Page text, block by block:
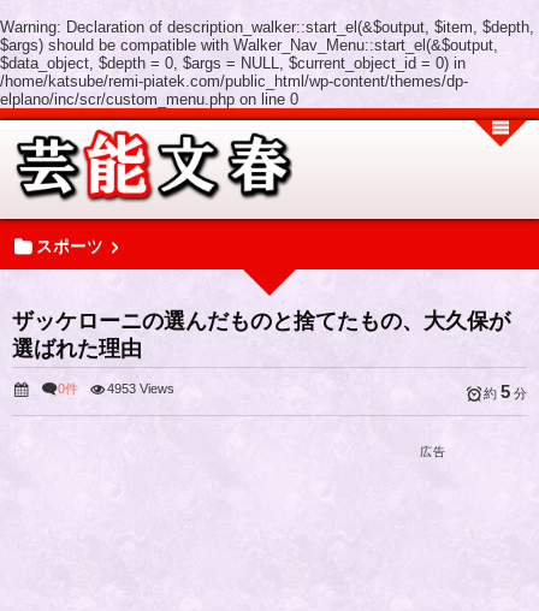
Warning: Declaration of description_walker::start_el(&$output, $item, $depth,
$args) should be compatible with Walker_Nav_Menu::start_el(&$output,
$data_object, $depth = 0, $args = NULL, $current_object_id = 0) in
/home/katsube/remi-piatek.com/public_html/wp-content/themes/dp-
elplano/inc/scr/custom_menu.php on line 0
スポーツ
ザッケローニの選んだものと捨てたもの、大久保が
選ばれた理由
0件 4953 Views 約 5 分
広告